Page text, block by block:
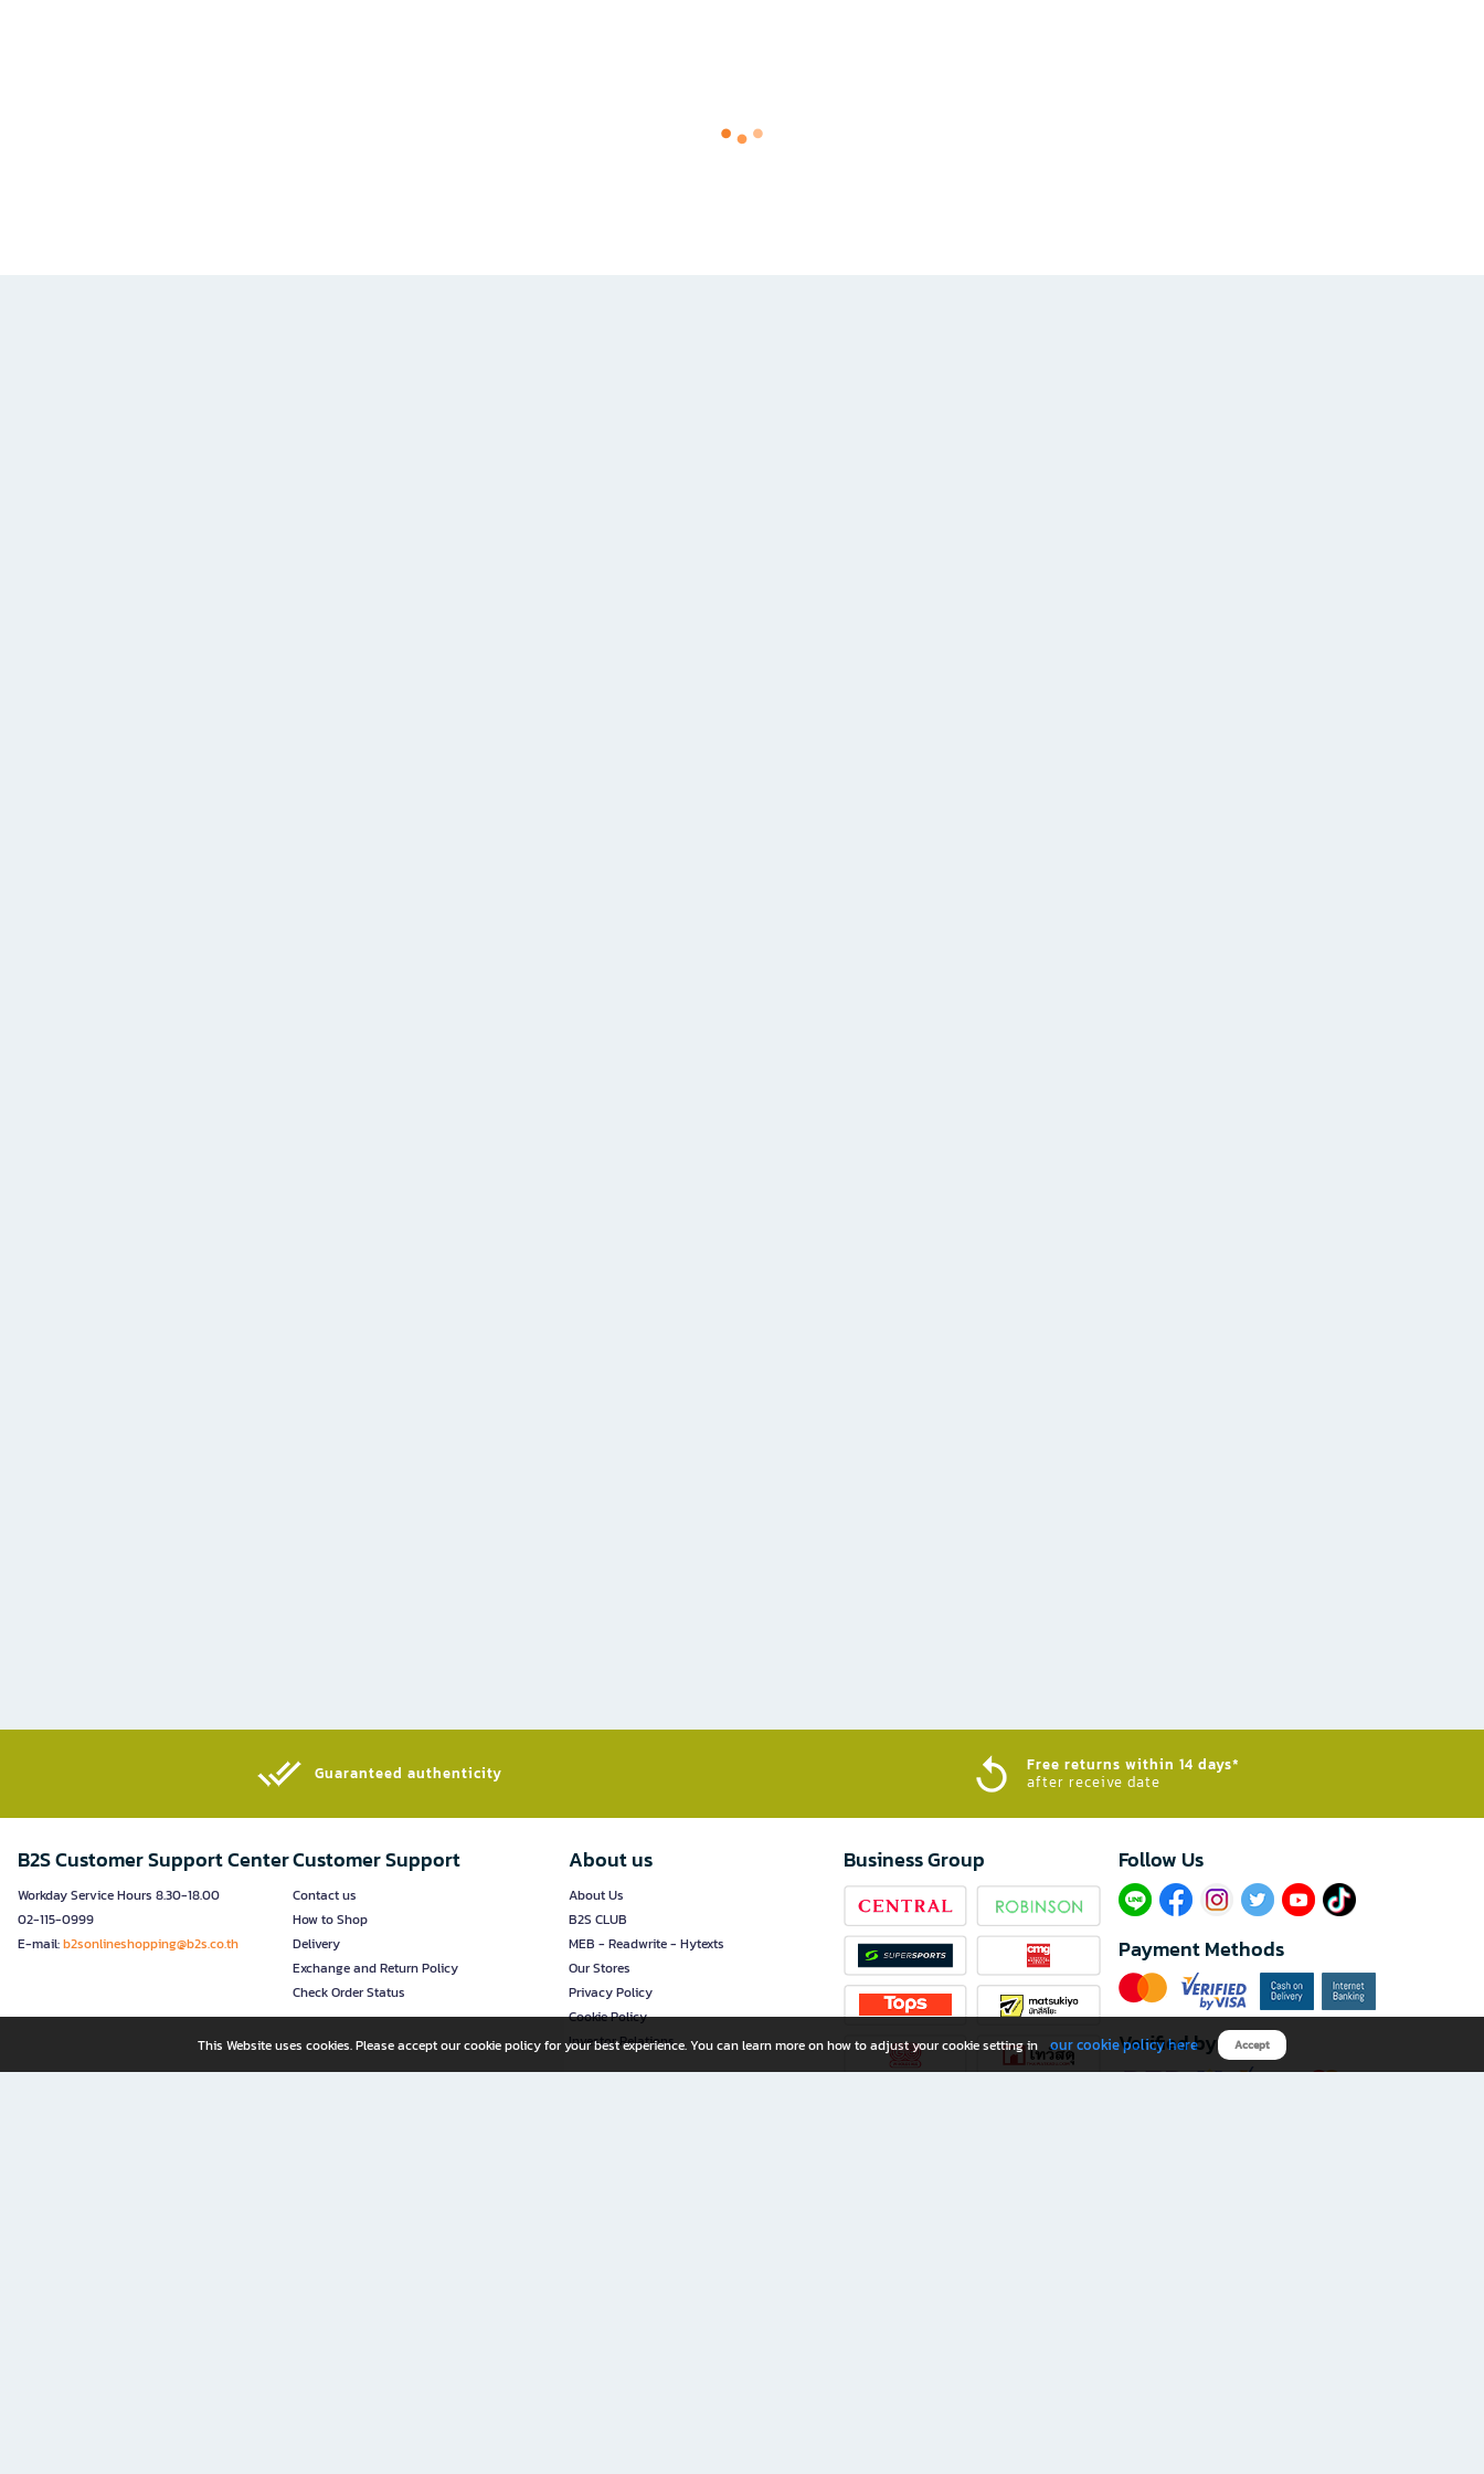
Guaranteed authenticity​
Free returns within 14 days*
after receive date
B2S Customer Support Center
Workday Service Hours 8.30-18.00
02-115-0999
E-mail:b2sonlineshopping@b2s.co.th
Customer Support
Contact us
How to Shop
Delivery
Exchange and Return Policy
Check Order Status
About us
About Us
B2S CLUB
MEB - Readwrite - Hytexts
Our Stores
Privacy Policy
Cookie Policy
Investor Relations
Business Group Follow Us​
Payment Methods
Verified by
This Website uses cookies. Please accept our cookie policy for your best experience. You can learn more on how to adjust your cookie setting in our cookie policy here Accept